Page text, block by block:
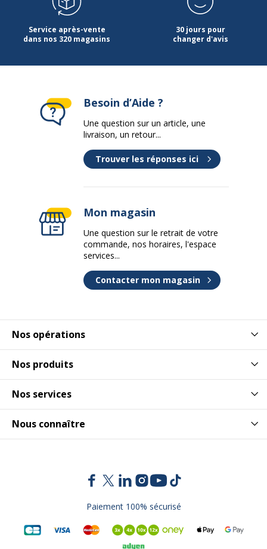
Service après-vente
dans nos 320 magasins
30 jours pour
changer d'avis
Nos opérations
Nos produits
Nos services
Nous connaître
Besoin d’Aide ?
Une question sur un article, une
livraison, un retour...
Trouver les réponses ici
Mon magasin
Une question sur le retrait de votre
commande, nos horaires, l'espace
services...
Contacter mon magasin
Paiement 100% sécurisé